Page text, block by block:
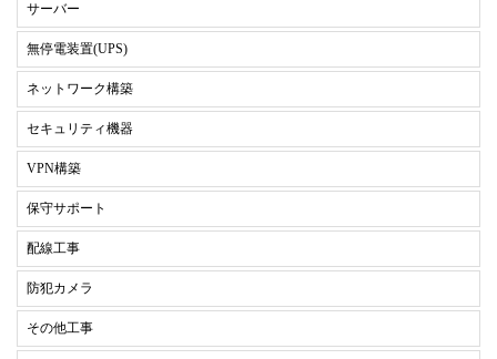
サーバー
無停電装置(UPS)
ネットワーク構築
セキュリティ機器
VPN構築
保守サポート
配線工事
防犯カメラ
その他工事